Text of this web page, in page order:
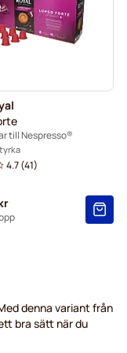
till Nespresso®
4.7(41)
denna variant från
bra sätt när du